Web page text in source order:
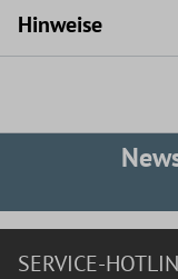
Hinweise
SERVICE-